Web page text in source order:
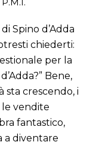
Spino d’Adda
chiederti:
per la
Bene,
sta crescendo, i
vendite
fantastico,
a diventare